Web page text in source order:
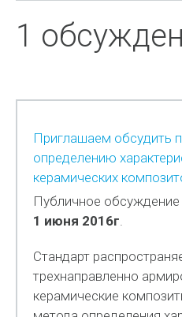
1
Приглашаем обсудить
определению
керамических
Публичное обсуждение
1 июня 2016г.
Стандарт
трехнаправленно
керамические